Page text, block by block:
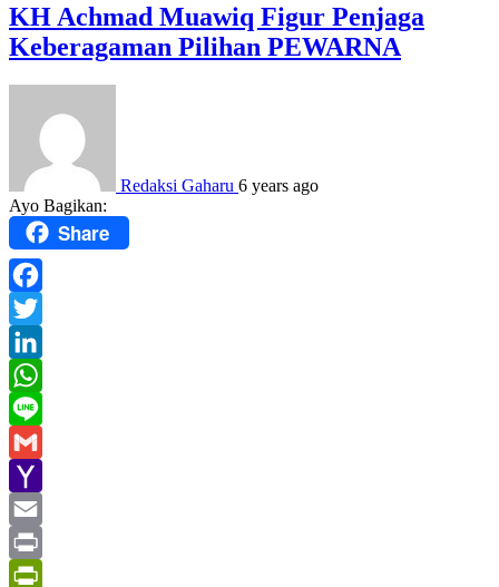
KH Achmad Muawiq Figur Penjaga
Keberagaman Pilihan PEWARNA
Redaksi Gaharu 6 years ago
Ayo Bagikan:
Share
Facebook
Twitter
LinkedIn
WhatsApp
Line
Gmail
Yahoo
Mail
Email
Print